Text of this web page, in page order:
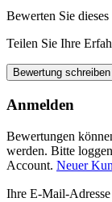
Bewerten Sie
Teilen Sie Ihre
Bewertung schreiben
Anmelden
Bewertungen
werden. Bitte
Account. Neuer
Ihre E-Mail-Adresse